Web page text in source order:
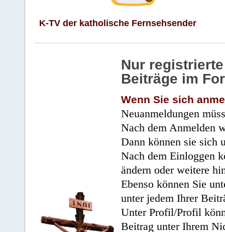
K-TV der katholische Fernsehsender
Nur
Beiträge im
Wenn Sie sich
Neuanmeldungen
Nach dem Anmelden
Dann können sie sich
Nach dem Einloggen
ändern oder weitere
Ebenso können Sie
unter jedem Ihrer
Unter Profil/Profil
Beitrag unter Ihrem